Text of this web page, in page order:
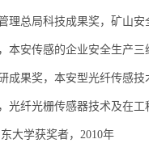
理总局科技成果奖，矿山
本安传感的企业安全生产三
成果奖，本安型光纤传感技
光纤光栅传感器技术及在工
大学获奖者， 2010年